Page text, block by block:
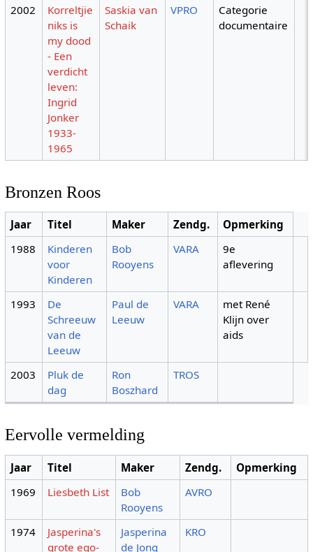
2002
Korreltjie
niks is
my dood
- Een
verdicht
leven:
Ingrid
Jonker
1933-
1965
Saskia van
Schaik
VPRO
Categorie
documentaire
Bronzen Roos
Jaar Titel Maker Zendg.
Opmerking
1988
Kinderen
voor
Kinderen
Bob
Rooyens
VARA
9e
aflevering
1993
De
Schreeuw
van de
Leeuw
Paul de
Leeuw
VARA
met René
Klijn over
aids
2003
Pluk de
dag
Ron
Boszhard
TROS
Eervolle vermelding
Jaar Titel Maker Zendg.
Opmerking
1969
Liesbeth List
Bob
Rooyens
AVRO
1974
Jasperina's
grote ego-
Jasperina
de Jong
KRO